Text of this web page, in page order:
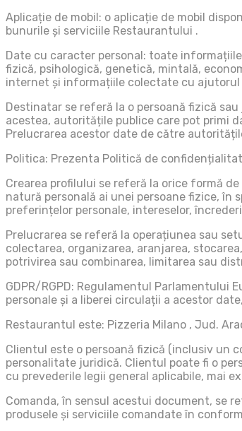
Aplicație de mobil: o aplicație de mobil
bunurile și serviciile Restaurantului .
Date cu caracter personal: toate
fizică, psihologică, genetică, mintală,
internet și informațiile colectate cu
Destinatar se referă la o persoană fizică
acestea, autoritățile publice care pot primi
Prelucrarea acestor date de către
Politica: Prezenta Politică de
Crearea profilului se referă la orice formă
natură personală ai unei persoane fizice, în
preferințelor personale, intereselor,
Prelucrarea se referă la operațiunea sau
colectarea, organizarea, aranjarea,
potrivirea sau combinarea, limitarea sau
GDPR/RGPD: Regulamentul Parlamentului
personale și a liberei circulații a acestor
Restaurantul este: Pizzeria Milano , Jud.
Clientul este o persoană fizică (inclusiv un
personalitate juridică. Clientul poate fi o
cu prevederile legii general aplicabile, mai
Comanda, în sensul acestui document, se
produsele și serviciile comandate în